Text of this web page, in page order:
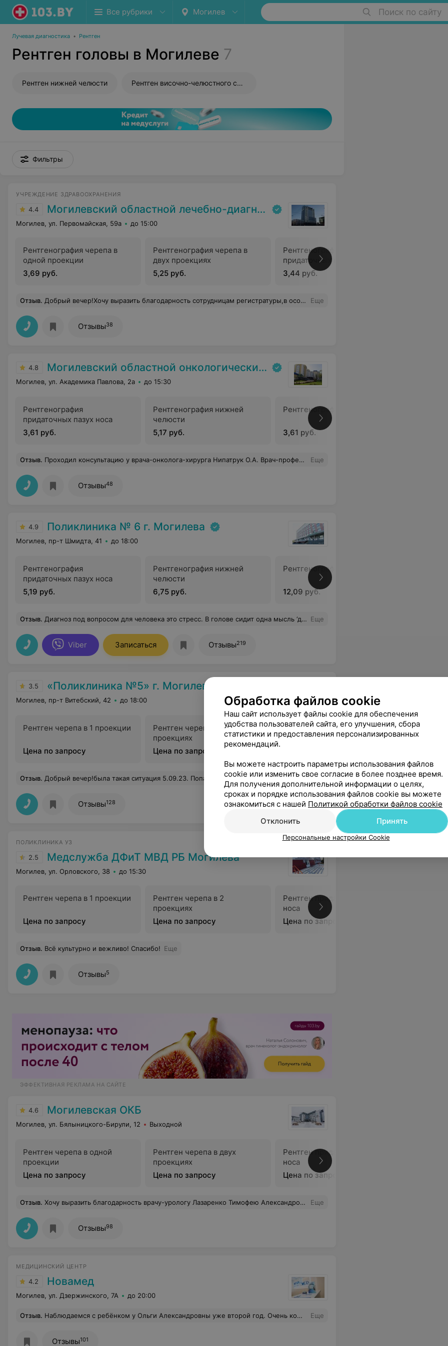
Все рубрики Могилев Поиск по сайту
Лучевая диагностика • Рентген
Рентген головы в Могилеве 7
Рентген нижней челюсти Рентген височно-челюстного сустава
Фильтры
УЧРЕЖДЕНИЕ ЗДРАВООХРАНЕНИЯ
4.4 Могилевский областной лечебно-диагностический центр
Могилев, ул. Первомайская, 59а до 15:00
Рентгенография черепа в
одной проекции
3,69 руб.
Рентгенография черепа в
двух проекциях
5,25 руб.
Рентгенография
придаточных пазух носа
3,44 руб.
Отзыв. Добрый вечер!Хочу выразить благодарность сотрудницам регистратуры,в особенности хочу отметить медицинскую сестру регистратуры Жанну Алексеевну!Очень внимательная ,тактичная и компетентная сотрудница.Спасибо за Вашу доброту ,отзывчивость ,работу! Еще
Отзывы38
4.8 Могилевский областной онкологический диспансер
Могилев, ул. Академика Павлова, 2а до 15:30
Рентгенография
придаточных пазух носа
3,61 руб.
Рентгенография нижней
челюсти
5,17 руб.
Рентгенография костей носа
3,61 руб.
Отзыв. Проходил консультацию у врача-онколога-хирурга Нипатрук О.А. Врач-профессионал своего дела. К моей проблеме отнеслась внимательно и с пониманием, ответила на все мои вопросы и дала все необходимые рекомендации для дальнейшего лечения. Еще
Отзывы48
4.9 Поликлиника № 6 г. Могилева
Могилев, пр-т Шмидта, 41 до 18:00
Рентгенография
придаточных пазух носа
5,19 руб.
Рентгенография нижней
челюсти
6,75 руб.
Рентгенография костей носа
12,09 руб.
Отзыв. Диагноз под вопросом для человека это стресс. В голове сидит одна мысль ‘да или нет’? В этот момент нет дела не до чего. При прохождении по месту работы профосмотра в поликлинике 6 г.Могилёва врач-терапевт Чикунский Вячеслав Анатольевич на ЭКГ сердца увидел изменения. Не отправляя меня в поликлинику по месту жительства он оперативно организовал УЗИ сердца которое провёл врач функциональной диагностики Листратенко Александр Владимирович (лично моё мнение у этого врача большое будущие в кардиологии). По результатам исследований были выявлены начальные стадии опасной болезни сердца. Это настоящий профессионализм тем более за такое короткое время ( время нахождения в поликлиники около 3 часов). Выражаю огромную благодарность главному врачу поликлиники 6 г. Могилёва Алексейкову Виктору Михайловичу за высокий профессионализм, персонал , современное диагностическое оборудование.Это наглядный пример того, что государственное учреждение здравоохранения не хуже частной медицины. Еще
Viber Записаться Отзывы219
3.5 «Поликлиника №5» г. Могилев
Могилев, пр-т Витебский, 42 до 18:00
Рентген черепа в 1 проекции
Цена по запросу
Рентген черепа в 2
проекциях
Цена по запросу
Рентген придаточных пазух
носа
Рентген
Отзыв. Добрый вечер!была такая ситуация 5.09.23. Попали на прием К Кристина Евгеньевна, помощник врача . Начну сразу , до конца приема оставалось 1.30,как она вышла с кабинета она всех поситилей назвала "я этих не успею " принять, уже дало по слуху Нам просто нужно было закинуть лекарства на карту ! По итогу. Она ничего не объяснила, отправила нас в гос. Аптеку ,сказав что всё на карте , по приходу туда ,с нас просто посмеялись... вернувшись обратно в амбулаторию , она отреагировала агрессивно .... Грубо говоря , чуть ли не послала !потом с горем по полам объяснила , что мы выбрали свои лекарства за этот месяц!!!! Примите пожта меры !!!! только остаётся один вопрос ,почему сразу нельзя было вас все объяснить по-человечески....(чтобы , онкологич. Больной человек не ходил по 10раз) Еще
Отзывы128
ПОЛИКЛИНИКА УЗ
2.5 Медслужба ДФиТ МВД РБ Могилева
Могилев, ул. Орловского, 38 до 15:30
Рентген черепа в 1 проекции
Цена по запросу
Рентген черепа в 2
проекциях
Цена по запросу
Рентген придаточных пазух
носа
Цена по запросу
Отзыв. Всё культурно и вежливо! Спасибо! Еще
Отзывы5
ЭФФЕКТИВНАЯ РЕКЛАМА НА САЙТЕ
4.6 Могилевская ОКБ
Могилев, ул. Бялыницкого-Бирули, 12 Выходной
Рентген черепа в одной
проекции
Цена по запросу
Рентген черепа в двух
проекциях
Цена по запросу
Рентген придаточных пазух
носа
Цена по запросу
Отзыв. Хочу выразить благодарность врачу-урологу Лазаренко Тимофею Александровичу за его профессионализм, чуткое и внимательное отношение. Он мне помог определиться с окончательным решением, делать в настоящее время операцию или нет, четко ответил на все волнующие меня вопросы. Врач от Бога. Еще
Отзывы98
МЕДИЦИНСКИЙ ЦЕНТР
4.2 Новамед
Могилев, ул. Дзержинского, 7А до 20:00
Отзыв. Наблюдаемся с ребёнком у Ольги Александровны уже второй год. Очень комфортный специалист, всегда располагает малыша к осмотру. Хочется выразить слова огромной благодарности! Не просто врач, а человек с большой душой, которая оказывает помощь не только малышам, но и поддержку родителям. Приёмы проходят легко и всегда информативно! Еще
Отзывы101
Обработка файлов cookie
Наш сайт использует файлы cookie для обеспечения
удобства пользователей сайта, его улучшения, сбора
статистики и предоставления персонализированных
рекомендаций.
Вы можете настроить параметры использования файлов
cookie или изменить свое согласие в более позднее время.
Для получения дополнительной информации о целях,
сроках и порядке использования файлов cookie вы можете
ознакомиться с нашей Политикой обработки файлов cookie
Отклонить
Принять
Персональные настройки Cookie